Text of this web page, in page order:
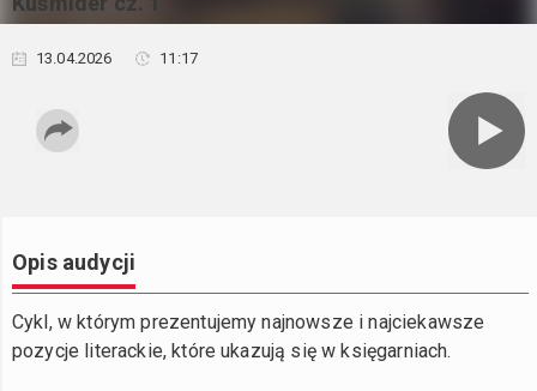
13.04.2026 11:17
Opis audycji
Cykl, w którym prezentujemy najnowsze i najciekawsze
pozycje literackie, które ukazują się w księgarniach.